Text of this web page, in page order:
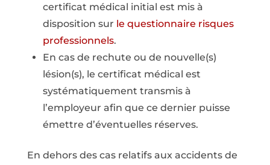
certificat médical initial est mis à
disposition sur le questionnaire risques
professionnels.
En cas de rechute ou de nouvelle(s)
lésion(s), le certificat médical est
systématiquement transmis à
l’employeur afin que ce dernier puisse
émettre d’éventuelles réserves.
En dehors des cas relatifs aux accidents de